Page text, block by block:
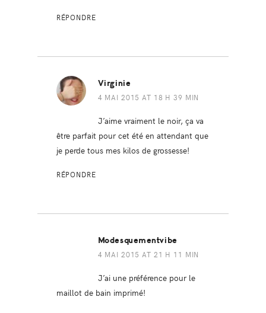
RÉPONDRE
Virginie
4 MAI 2015 AT 18 H 39 MIN
J’aime vraiment le noir, ça va
être parfait pour cet été en attendant que
je perde tous mes kilos de grossesse!
RÉPONDRE
Modesquementvibe
4 MAI 2015 AT 21 H 11 MIN
J’ai une préférence pour le
maillot de bain imprimé!